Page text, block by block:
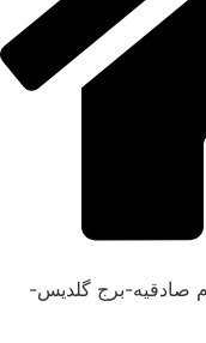
صادقیه-برج گلدیس-